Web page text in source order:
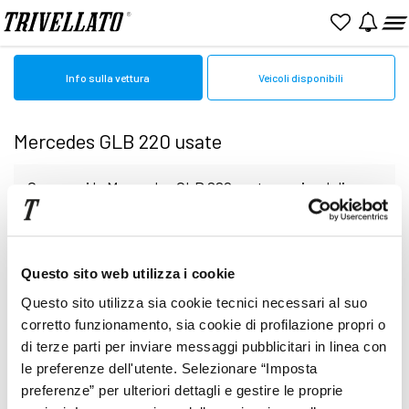
Questo sito web utilizza i cookie
Questo sito utilizza sia cookie tecnici necessari al suo
corretto funzionamento, sia cookie di profilazione propri o
di terze parti per inviare messaggi pubblicitari in linea con
le preferenze dell'utente. Selezionare “Imposta
preferenze” per ulteriori dettagli e gestire le proprie
Home Mercedes
Info sulla vettura Veicoli disponibili
Mercedes GLB 220 usate
Cerca qui le Mercedes GLB 220 usate o aziendali
in vendita online. Sfoglia le pagine per valutare
l'auto perfetta tra quelle presenti Presso le
nostre Concessionarie potrai finalizzare la scelta
finale. I veicoli vengono descritti con minuziosa
Nessun veicolo al momento disponibile